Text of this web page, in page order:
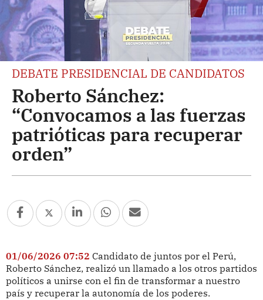
DEBATE PRESIDENCIAL DE CANDIDATOS
Roberto Sánchez:
“Convocamos a las fuerzas
patrióticas para recuperar
orden”
01/06/2026 07:52 Candidato de juntos por el Perú,
Roberto Sánchez, realizó un llamado a los otros partidos
políticos a unirse con el fin de transformar a nuestro
país y recuperar la autonomía de los poderes.